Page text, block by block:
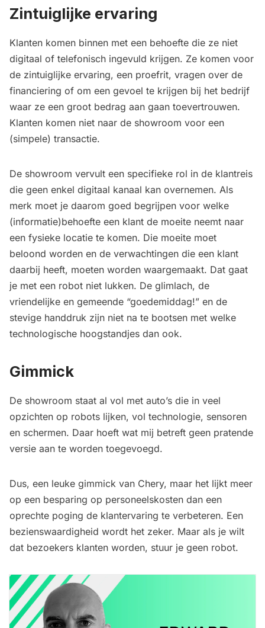
Zintuiglijke ervaring
Klanten komen binnen met een behoefte die ze niet
digitaal of telefonisch ingevuld krijgen. Ze komen voor
de zintuiglijke ervaring, een proefrit, vragen over de
financiering of om een gevoel te krijgen bij het bedrijf
waar ze een groot bedrag aan gaan toevertrouwen.
Klanten komen niet naar de showroom voor een
(simpele) transactie.
De showroom vervult een specifieke rol in de klantreis
die geen enkel digitaal kanaal kan overnemen. Als
merk moet je daarom goed begrijpen voor welke
(informatie)behoefte een klant de moeite neemt naar
een fysieke locatie te komen. Die moeite moet
beloond worden en de verwachtingen die een klant
daarbij heeft, moeten worden waargemaakt. Dat gaat
je met een robot niet lukken. De glimlach, de
vriendelijke en gemeende “goedemiddag!” en de
stevige handdruk zijn niet na te bootsen met welke
technologische hoogstandjes dan ook.
Gimmick
De showroom staat al vol met auto’s die in veel
opzichten op robots lijken, vol technologie, sensoren
en schermen. Daar hoeft wat mij betreft geen pratende
versie aan te worden toegevoegd.
Dus, een leuke gimmick van Chery, maar het lijkt meer
op een besparing op personeelskosten dan een
oprechte poging de klantervaring te verbeteren. Een
bezienswaardigheid wordt het zeker. Maar als je wilt
dat bezoekers klanten worden, stuur je geen robot.